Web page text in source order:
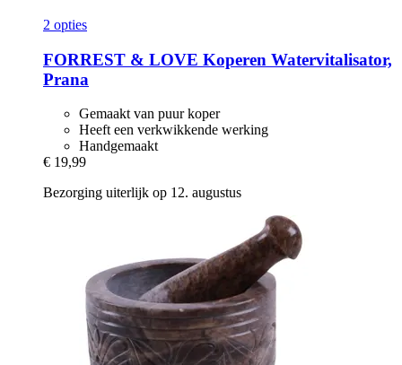
2 opties
FORREST & LOVE Koperen Watervitalisator,
Prana
Gemaakt van puur koper
Heeft een verkwikkende werking
Handgemaakt
€ 19,99
Bezorging uiterlijk op 12. augustus